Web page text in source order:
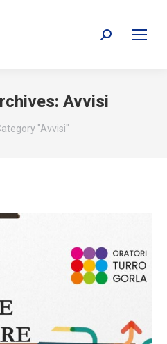
Search:
Avvisi
"Avvisi"